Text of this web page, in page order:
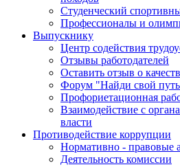
Студенческий
Профессионалы и
Выпускнику
Центр содействия
Отзывы работодателей
Оставить отзыв о
Форум "Найди свой путь
Профориетационная
Взаимодействие с
власти
Противодействие коррупции
Нормативно - правовые
Деятельность комиссии